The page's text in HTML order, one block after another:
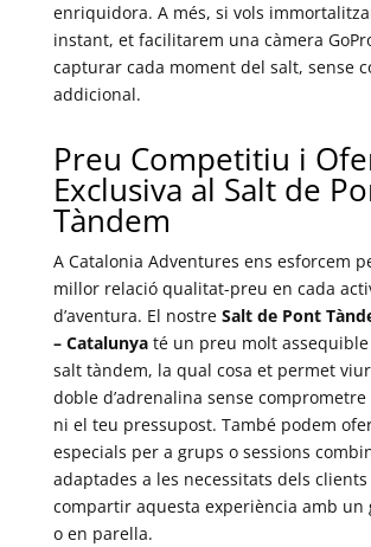
enriquidora. A més, si vols
instant, et facilitarem una càmera
capturar cada moment del salt, sense
addicional.
Preu Competitiu i
Exclusiva al Salt de
Tàndem
A Catalonia Adventures ens esforcem
millor relació qualitat-preu en cada
d’aventura. El nostre Salt de Pont
– Catalunyaté un preu molt
salt tàndem, la qual cosa et permet
doble d’adrenalina sense
ni el teu pressupost. També podem
especials per a grups o sessions
adaptades a les necessitats dels
compartir aquesta experiència amb un
o en parella.